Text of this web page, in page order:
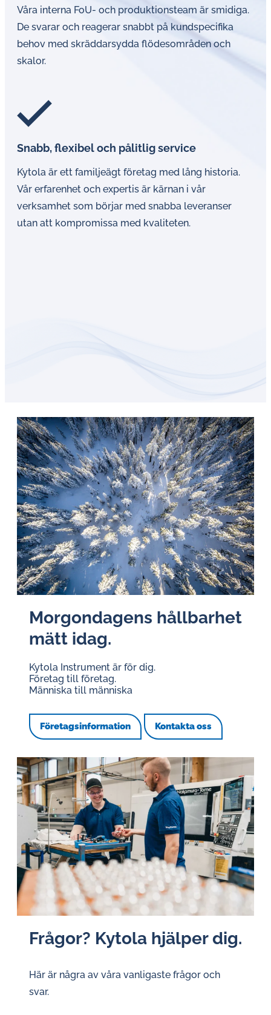
Våra interna FoU- och produktionsteam är smidiga.
De svarar och reagerar snabbt på kundspecifika
behov med skräddarsydda flödesområden och
skalor.
Snabb, flexibel och pålitlig service
Kytola är ett familjeägt företag med lång historia.
Vår erfarenhet och expertis är kärnan i vår
verksamhet som börjar med snabba leveranser
utan att kompromissa med kvaliteten.
Mor­gon­da­gens hållbarhet
mätt idag.
Kytola Instrument är för dig.
Företag till företag.
Människa till människa
Företagsinformation Kontakta oss
Frågor? Kytola hjälper dig.
Här är några av våra vanligaste frågor och
svar.